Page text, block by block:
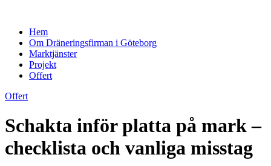
Hem
Om Dräneringsfirman i Göteborg
Marktjänster
Projekt
Offert
Offert
Schakta inför platta på mark –
checklista och vanliga misstag